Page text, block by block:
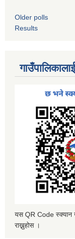
Older polls
Results
यस QR Code स्क्यान
राख्नुहोस ।